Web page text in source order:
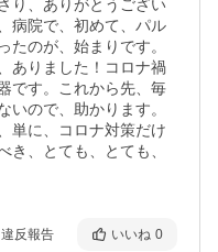
り、ありがとうござい
病院で、初めて、パル
たのが、始まりです。
ありました！コロナ禍
です。これから先、毎
いので、助かります。
単に、コロナ対策だけ
き、とても、とても、
違反報告 いいね 0